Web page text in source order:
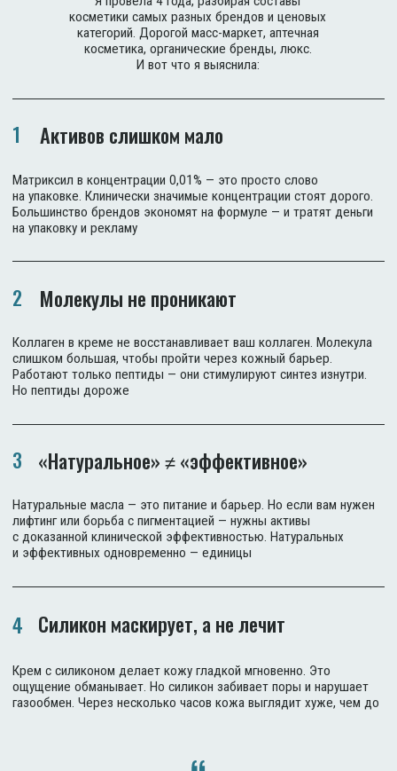
В 2022 году я перестала искать и начала создавать.
Я анализировала бренды всех ценовых категорий. Аптечную
состав честный — но неэффективный, либо обещания
громкие — но компоненты в концентрациях, которые ничего
не делают.
С 2019 года я работала косметическим критиком. Разбирала
реально укрепляет, а не просто делает волосы мягкими
а не создаёт иллюзию упругости.
40+
Составов разработал
наш химик
9 мес.
Косметический критик с аудиторией 100 000 человек
Я СОЗДАЛА KEWO,
ПОТОМУ ЧТОНА РЫНКЕ
БЫЛО ТОЛЬКО ОДНО:
КРАСИВЫЕ ОБЕЩАНИЯ